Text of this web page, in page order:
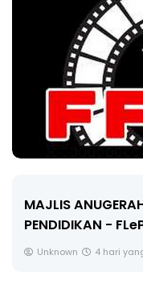
MAJLIS
PENDIDIKAN -
Unknown 4 hari